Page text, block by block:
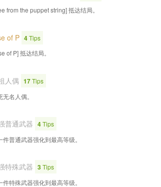
from the puppet string] 抵达结局。
of P 4Tips
of P] 抵达结局。
人偶 17Tips
无名人偶。
普通武器 4Tips
件普通武器强化到最高等级。
特殊武器 3Tips
件特殊武器强化到最高等级。